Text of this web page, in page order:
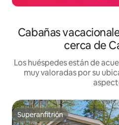
Cabañas
cerca de
Los huéspedes están de
muy valoradas por su
Superanfitrión
Superanfitrión